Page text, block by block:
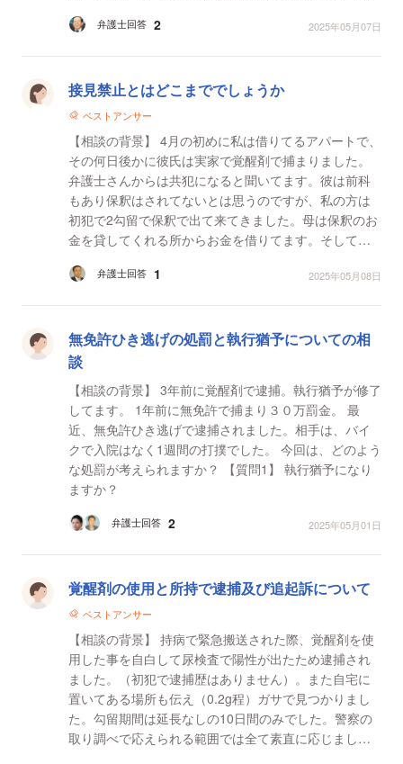
携帯電話...
弁護士回答 2 2025年05月07日
接見禁止とはどこまででしょうか
ベストアンサー
【相談の背景】 4月の初めに私は借りてるアパートで、
その何日後かに彼氏は実家で覚醒剤で捕まりました。
弁護士さんからは共犯になると聞いてます。彼は前科
もあり保釈はされてないとは思うのですが、私の方は
初犯で2勾留で保釈で出て来てきました。母は保釈のお
金を貸してくれる所からお金を借りてます。そして保
とは私...弁護士回答 1 2025年05月08日
無免許ひき逃げの処罰と執行猶予についての相
談
【相談の背景】 3年前に覚醒剤で逮捕。執行猶予が修了
してます。 1年前に無免許で捕まり３０万罰金。 最
近、無免許ひき逃げで逮捕されました。相手は、バイ
クで入院はなく1週間の打撲でした。 今回は、どのよう
な処罰が考えられますか？ 【質問1】 執行猶予になり
ますか？
弁護士回答 2 2025年05月01日
覚醒剤の使用と所持で逮捕及び追起訴について
ベストアンサー
【相談の背景】 持病で緊急搬送された際、覚醒剤を使
用した事を自白して尿検査で陽性が出たため逮捕され
ました。（初犯で逮捕歴はありません）。また自宅に
置いてある場所も伝え（0.2g程）ガサで見つかりまし
た。勾留期間は延長なしの10日間のみでした。警察の
取り調べで応えられる範囲では全て素直に応じました